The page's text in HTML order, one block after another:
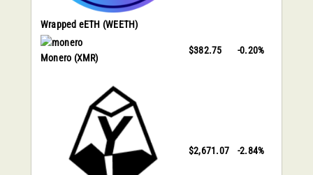
Wrapped eETH (WEETH)
Monero (XMR)
$382.75 -0.20%
$2,671.07 -2.84%